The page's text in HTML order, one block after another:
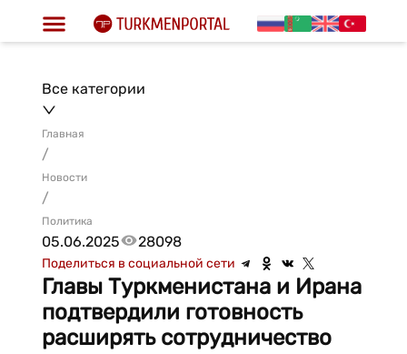
Все категории
Главная
/
Новости
/
Политика
05.06.2025 28098
Поделиться в социальной сети
Главы Туркменистана и Ирана
подтвердили готовность
расширять сотрудничество